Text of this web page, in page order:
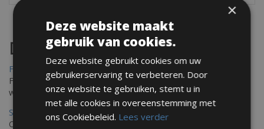
Destinations
Frejus Fietsverhuur
Fréjus en Saint-Raphaël liggen aan de Middellandse Zee en
worden omringd door het Massif de l'Esterel
Saint Raphael Fietsverhuur
Ontdek Saint Raphael, gelegen in het prachtige Var op uw fiets
×
Deze website maakt
gebruik van cookies.
Deze website gebruikt cookies om uw
gebruikerservaring te verbeteren. Door
onze website te gebruiken, stemt u in
met alle cookies in overeenstemming met
ons Cookiebeleid. Lees verder